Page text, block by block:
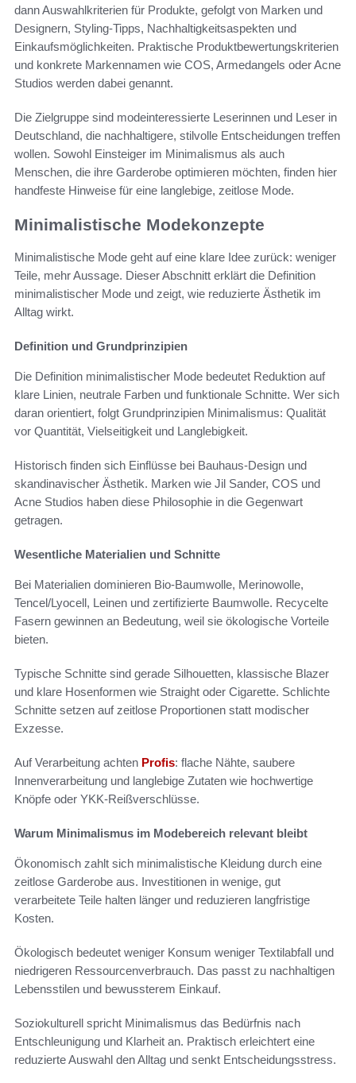
dann Auswahlkriterien für Produkte, gefolgt von Marken und
Designern, Styling-Tipps, Nachhaltigkeitsaspekten und
Einkaufsmöglichkeiten. Praktische Produktbewertungskriterien
und konkrete Markennamen wie COS, Armedangels oder Acne
Studios werden dabei genannt.
Die Zielgruppe sind modeinteressierte Leserinnen und Leser in
Deutschland, die nachhaltigere, stilvolle Entscheidungen treffen
wollen. Sowohl Einsteiger im Minimalismus als auch
Menschen, die ihre Garderobe optimieren möchten, finden hier
handfeste Hinweise für eine langlebige, zeitlose Mode.
Minimalistische Modekonzepte
Minimalistische Mode geht auf eine klare Idee zurück: weniger
Teile, mehr Aussage. Dieser Abschnitt erklärt die Definition
minimalistischer Mode und zeigt, wie reduzierte Ästhetik im
Alltag wirkt.
Definition und Grundprinzipien
Die Definition minimalistischer Mode bedeutet Reduktion auf
klare Linien, neutrale Farben und funktionale Schnitte. Wer sich
daran orientiert, folgt Grundprinzipien Minimalismus: Qualität
vor Quantität, Vielseitigkeit und Langlebigkeit.
Historisch finden sich Einflüsse bei Bauhaus-Design und
skandinavischer Ästhetik. Marken wie Jil Sander, COS und
Acne Studios haben diese Philosophie in die Gegenwart
getragen.
Wesentliche Materialien und Schnitte
Bei Materialien dominieren Bio-Baumwolle, Merinowolle,
Tencel/Lyocell, Leinen und zertifizierte Baumwolle. Recycelte
Fasern gewinnen an Bedeutung, weil sie ökologische Vorteile
bieten.
Typische Schnitte sind gerade Silhouetten, klassische Blazer
und klare Hosenformen wie Straight oder Cigarette. Schlichte
Schnitte setzen auf zeitlose Proportionen statt modischer
Exzesse.
Auf Verarbeitung achten Profis: flache Nähte, saubere
Innenverarbeitung und langlebige Zutaten wie hochwertige
Knöpfe oder YKK-Reißverschlüsse.
Warum Minimalismus im Modebereich relevant bleibt
Ökonomisch zahlt sich minimalistische Kleidung durch eine
zeitlose Garderobe aus. Investitionen in wenige, gut
verarbeitete Teile halten länger und reduzieren langfristige
Kosten.
Ökologisch bedeutet weniger Konsum weniger Textilabfall und
niedrigeren Ressourcenverbrauch. Das passt zu nachhaltigen
Lebensstilen und bewussterem Einkauf.
Soziokulturell spricht Minimalismus das Bedürfnis nach
Entschleunigung und Klarheit an. Praktisch erleichtert eine
reduzierte Auswahl den Alltag und senkt Entscheidungsstress.